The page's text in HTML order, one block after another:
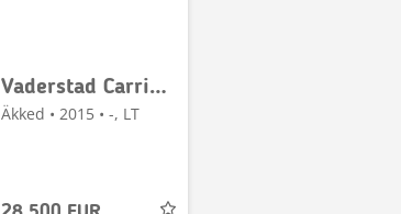
Vaderstad Carrier XL425
Äkked • 2015 • -, LT